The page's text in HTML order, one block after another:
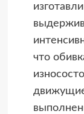
что